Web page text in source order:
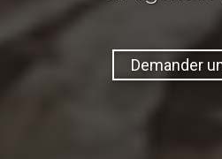
Demander